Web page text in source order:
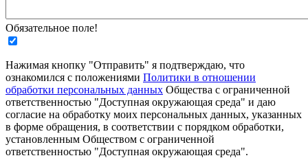
Обязательное поле!
Нажимая кнопку "Отправить" я подтверждаю, что
ознакомился с положениями Политики в отношении
обработки персональных данных Общества с ограниченной
ответственностью "Доступная окружающая среда" и даю
согласие на обработку моих персональных данных, указанных
в форме обращения, в соответствии с порядком обработки,
установленным Обществом с ограниченной
ответственностью "Доступная окружающая среда".